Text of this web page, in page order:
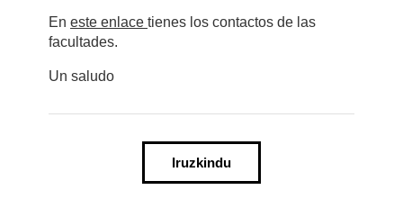
En este enlace tienes los contactos de las
facultades.
Un saludo
Iruzkindu